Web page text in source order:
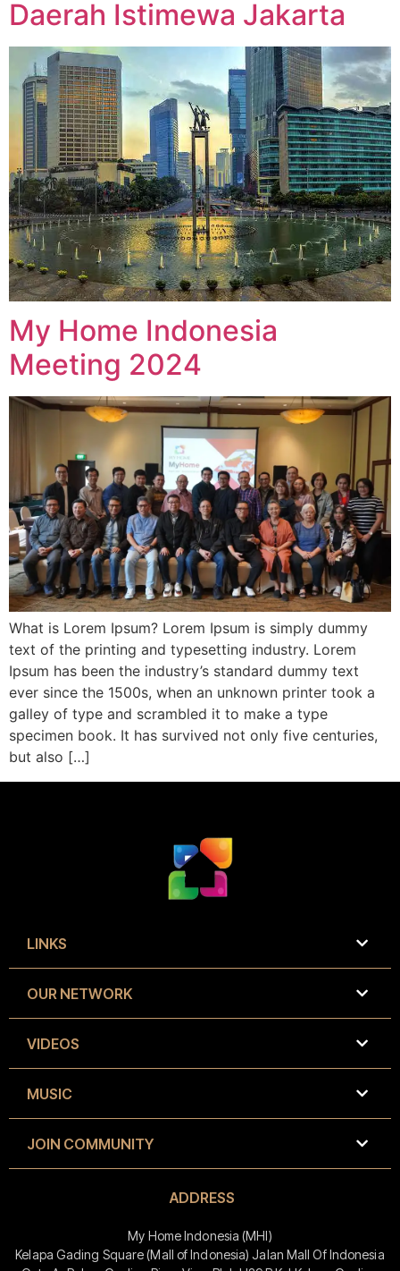
Daerah Istimewa Jakarta
My Home Indonesia
Meeting 2024
What is Lorem Ipsum? Lorem Ipsum is simply dummy
text of the printing and typesetting industry. Lorem
Ipsum has been the industry’s standard dummy text
ever since the 1500s, when an unknown printer took a
galley of type and scrambled it to make a type
specimen book. It has survived not only five centuries,
but also […]
LINKS
OUR NETWORK
VIDEOS
MUSIC
JOIN COMMUNITY
ADDRESS
My Home Indonesia (MHI)
Kelapa Gading Square (Mall of Indonesia) Jalan Mall Of Indonesia